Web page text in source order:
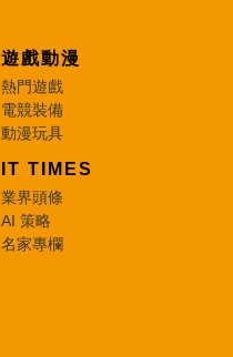
遊戲動漫
熱門遊戲
電競裝備
動漫玩具
IT TIMES
業界頭條
AI 策略
名家專欄